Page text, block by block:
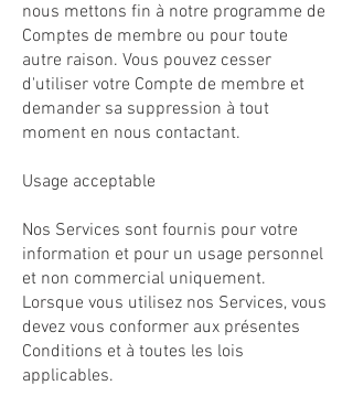
nous mettons fin à notre programme de
Comptes de membre ou pour toute
autre raison. Vous pouvez cesser
d'utiliser votre Compte de membre et
demander sa suppression à tout
moment en nous contactant.
Usage acceptable
Nos Services sont fournis pour votre
information et pour un usage personnel
et non commercial uniquement.
Lorsque vous utilisez nos Services, vous
devez vous conformer aux présentes
Conditions et à toutes les lois
applicables.